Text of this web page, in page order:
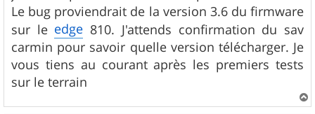
Le bug proviendrait de la version 3.6 du firmware
sur le edge 810. J'attends confirmation du sav
carmin pour savoir quelle version télécharger. Je
vous tiens au courant après les premiers tests
sur le terrain
a